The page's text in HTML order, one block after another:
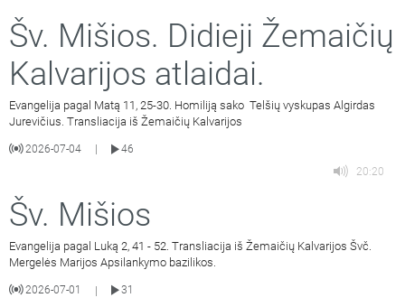
Šv. Mišios. Didieji Žemaičių
Kalvarijos atlaidai.
Evangelija pagal Matą 11, 25-30. Homiliją sako Telšių vyskupas Algirdas
Jurevičius. Transliacija iš Žemaičių Kalvarijos
2026-07-04
46
20:20
Šv. Mišios
Evangelija pagal Luką 2, 41 - 52. Transliacija iš Žemaičių Kalvarijos Švč.
Mergelės Marijos Apsilankymo bazilikos.
2026-07-01 | 31